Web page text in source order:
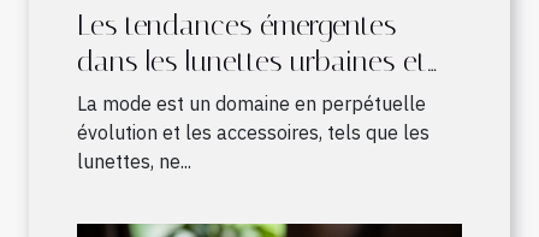
Les tendances émergentes
dans les lunettes urbaines et
leur influence sur la mode
La mode est un domaine en perpétuelle
évolution et les accessoires, tels que les
lunettes, ne...